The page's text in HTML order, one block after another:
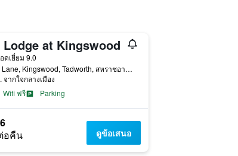
Lodge at Kingswood
ดเยี่ยม 9.0
Sandy Lane, Kingswood, Tadworth, สหราชอาณาจักร
จากใจกลางเมือง
Wifi ฟรี
Parking
อคืน ดูข้อเสนอ